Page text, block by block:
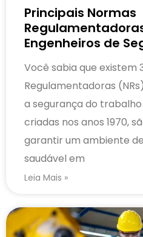
Principais Normas
Engenheiros de
Você sabia que existem
Regulamentadoras
a segurança do trabalho
criadas nos anos 1970,
garantir um ambiente
saudável em
Leia Mais »